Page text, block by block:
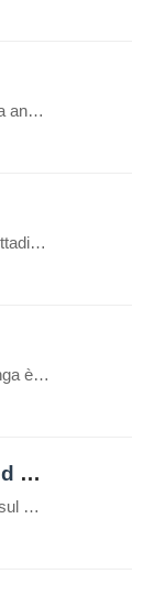
La Tomba di Cicerone, nota anche come Mausoleo di Cicerone o Sepolcro di Cicerone in italiano, è il luogo di sepoltura del famoso oratore e filosofo romano Marco Tullio Cicerone.Cicerone è noto per essere stato uno degli oratori più influenti della Roma antica e una figura di spicco nella politica romana durante gli ultimi anni […]
Posta a 170 m. s.l.m., la cittadina di Itri sorge in una caratteristica vallata tra le falde occidentali dei monti Aurunci (passo di San Donato), a soli 8 km dalla costa. Castello di Itri Si trova lungo il percorso della via Appia, tra Fondi (co
La Villa di Tiberio a Sperlonga è uno dei più affascinanti esempi di residenza imperiale romana sulla costa tirrenica. Situata nel comune di Sperlonga, in provincia di Latina, la villa si affaccia sul mare e rappresenta uno squarcio della vita privata dell’imperatore Tiberio. Origini e Struttura della Villa La villa, costruita nel I secolo a.C., […]
Monte Redentore ed Eremo di San Michele
Nel sud del Lazio, a picco sul Golfo di Gaeta, si erge il Monte Redentore, una delle cime più suggestive e panoramiche dei Monti Aurunci. A 1252 metri di altitudine, questa montagna, che in realtà è una spalla del più imponente Monte Altino, offre un’esperienza indimenticabile che unisce trekking, spiritualità e paesaggi mozzafiato, rendendola una […]